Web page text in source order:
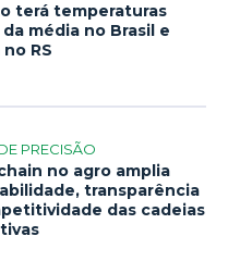
terá temperaturas
da média no Brasil e
RS
PRECISÃO
no agro amplia
transparência
das cadeias